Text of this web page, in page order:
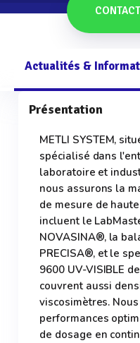
Actualités &
Présentation
METLI SYSTEM,
spécialisé dans
laboratoire et
nous assurons la
de mesure de
incluent le
NOVASINA®, la
PRECISA®, et le
9600 UV-VISIBLE
couvrent aussi
viscosimètres.
performances
de dosage en